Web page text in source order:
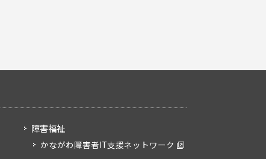
障害福祉
かながわ障害者IT支援ネットワーク